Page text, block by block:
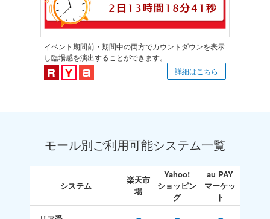
イベント期間前・期間中の両方でカウントダウンを表示
し臨場感を演出することができます。
楽天市場対応Yahoo!ショッピング対応 詳細はこちら
モール別ご利用可能システム一覧
システム
楽天市
場
Yahoo!
ショッピン
グ
au PAY
マーケッ
ト